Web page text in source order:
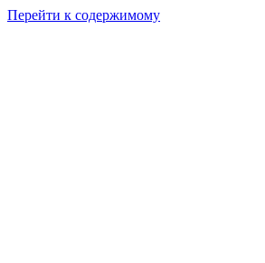
Перейти к содержимому